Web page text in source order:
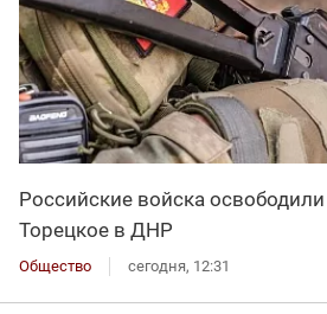
Российские войска
Торецкое в ДНР
Общество сегодня, 12:31